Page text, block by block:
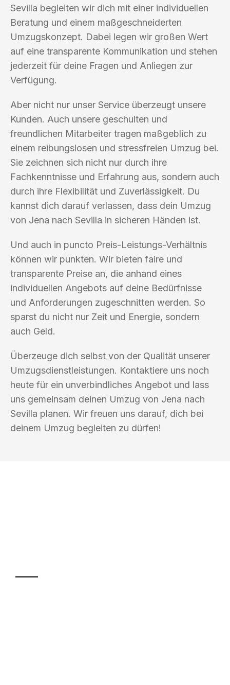
Sevilla begleiten wir dich mit einer individuellen
Beratung und einem maßgeschneiderten
Umzugskonzept. Dabei legen wir großen Wert
auf eine transparente Kommunikation und stehen
jederzeit für deine Fragen und Anliegen zur
Verfügung.
Aber nicht nur unser Service überzeugt unsere
Kunden. Auch unsere geschulten und
freundlichen Mitarbeiter tragen maßgeblich zu
einem reibungslosen und stressfreien Umzug bei.
Sie zeichnen sich nicht nur durch ihre
Fachkenntnisse und Erfahrung aus, sondern auch
durch ihre Flexibilität und Zuverlässigkeit. Du
kannst dich darauf verlassen, dass dein Umzug
von Jena nach Sevilla in sicheren Händen ist.
Und auch in puncto Preis-Leistungs-Verhältnis
können wir punkten. Wir bieten faire und
transparente Preise an, die anhand eines
individuellen Angebots auf deine Bedürfnisse
und Anforderungen zugeschnitten werden. So
sparst du nicht nur Zeit und Energie, sondern
auch Geld.
Überzeuge dich selbst von der Qualität unserer
Umzugsdienstleistungen. Kontaktiere uns noch
heute für ein unverbindliches Angebot und lass
uns gemeinsam deinen Umzug von Jena nach
Sevilla planen. Wir freuen uns darauf, dich bei
deinem Umzug begleiten zu dürfen!